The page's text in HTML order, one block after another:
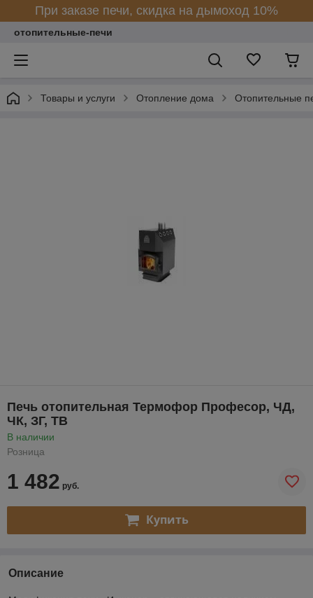
При заказе печи, скидка на дымоход 10%
отопительные-печи
Товары и услуги Отопление дома Отопительные
Печь отопительная Термофор Професор, ЧД,
ЧК, ЗГ, ТВ
В наличии
Розница
1 482 руб.
Купить
Описание